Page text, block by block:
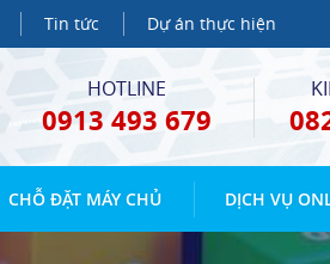
Tin tức Dự án thực hiện
HOTLINE
0913 493 679
CHỖ ĐẶT MÁY CHỦ DỊCH VỤ